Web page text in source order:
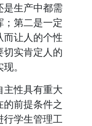
生产中都需
第二是一定
让人的个性
实肯定人的
。
性具有重大
前提条件之
行学生管理工